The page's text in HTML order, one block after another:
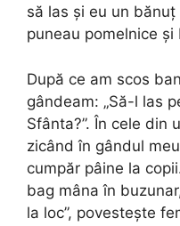
să las şi eu un
puneau pomelnice
După ce am scos
gândeam: „Să-l las
Sfânta?”. În cele din
zicând în gândul
cumpăr pâine la
bag mâna în
la loc”, povestește